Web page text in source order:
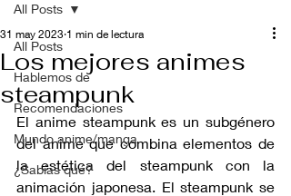
All Posts
Hablemos de
Recomendaciones
Mundo anime/manga
¿Sabías qué?
All Posts
Los mejores animes
steampunk
31 may 2023 1 min de lectura
El anime steampunk es un subgénero
del anime que combina elementos de
la estética del steampunk con la
animación japonesa. El steampunk se